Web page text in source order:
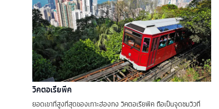
วิคตอเรียพีค
ยอดเขาที่สูงที่สุดของเกาะฮ่องกง วิคตอเรียพีค ถือเป็นจุดชมวิวที่